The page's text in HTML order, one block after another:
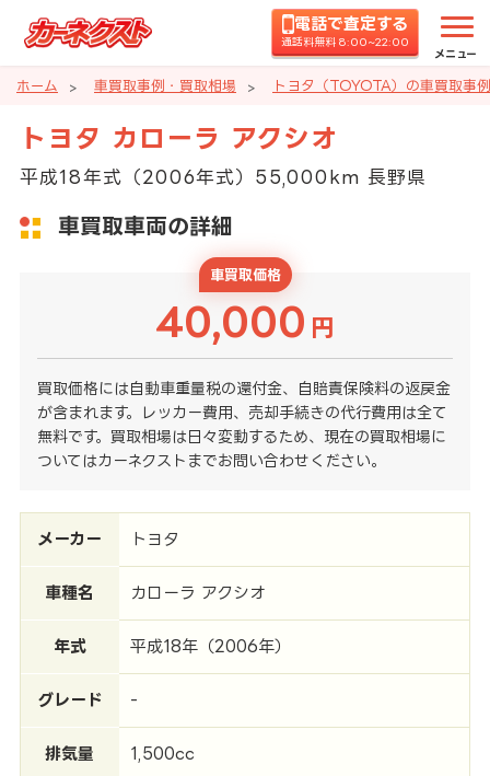
電話で査定する
通話料無料 8:00~22:00
メニュー
ホーム 車買取事例・買取相場 トヨタ（TOYOTA）の車買取事
トヨタ カローラ アクシオ
平成18年式（2006年式）55,000km 長野県
車買取車両の詳細
車買取価格
40,000 円
買取価格には自動車重量税の還付金、自賠責保険料の返戻金
が含まれます。レッカー費用、売却手続きの代行費用は全て
無料です。買取相場は日々変動するため、現在の買取相場に
ついてはカーネクストまでお問い合わせください。
メーカー トヨタ
車種名 カローラ アクシオ
年式 平成18年（2006年）
グレード -
排気量 1,500cc